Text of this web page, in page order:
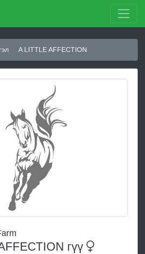
A LITTLE AFFECTION
гүү